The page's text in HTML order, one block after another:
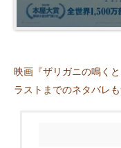
映画『ザリガニの鳴く
ラストまでのネタバレ